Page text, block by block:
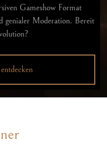
Gameshow Format
genialer Moderation. Bereit